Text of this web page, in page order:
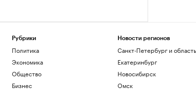
Рубрики
Политика
Экономика
Общество
Бизнес
Новости регионов
Санкт-Петербург и область
Екатеринбург
Новосибирск
Омск